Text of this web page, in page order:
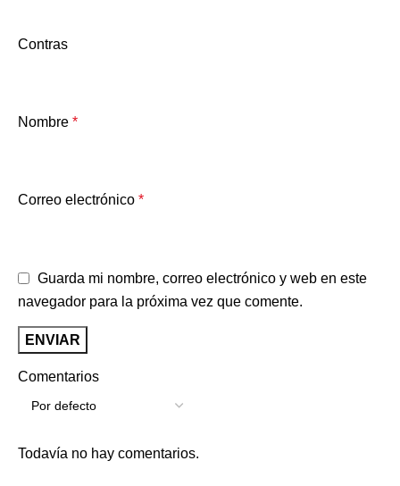
Comentarios
Todavía no hay comentarios.
Contras
Nombre *
Correo electrónico *
Guarda mi nombre, correo electrónico y web en este
navegador para la próxima vez que comente.